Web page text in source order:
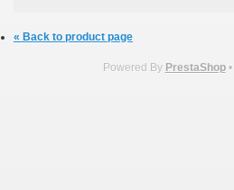
« Back to product page
Powered By PrestaShop•